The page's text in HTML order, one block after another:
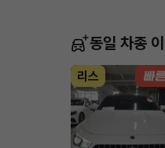
동일 차종
리스